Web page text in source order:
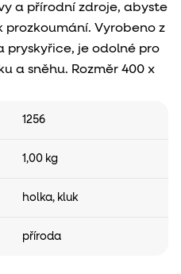
a přírodní zdroje, abyste
Vyrobeno z
pryskyřice, je odolné pro
a sněhu. Rozměr 400 x
1256
1,00 kg
holka, kluk
příroda